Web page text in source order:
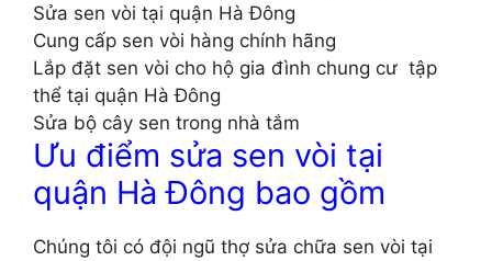
Sửa sen vòi tại quận Hà Đông
Cung cấp sen vòi hàng chính hãng
Lắp đặt sen vòi cho hộ gia đình chung cư tập
thể tại quận Hà Đông
Sửa bộ cây sen trong nhà tắm
Ưu điểm sửa sen vòi tại
quận Hà Đông bao gồm
Chúng tôi có đội ngũ thợ sửa chữa sen vòi tại